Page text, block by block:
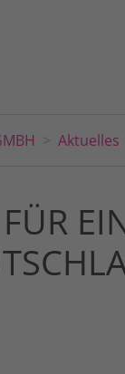
Aktuelles